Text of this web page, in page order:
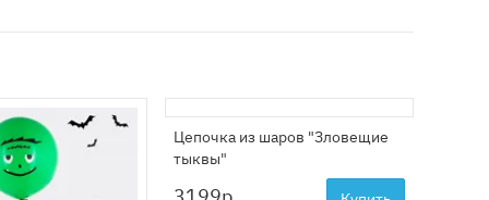
Цепочка из шаров "Зловещие
тыквы"